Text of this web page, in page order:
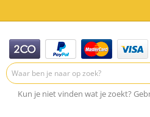
Kun je niet vinden wat je zoekt?